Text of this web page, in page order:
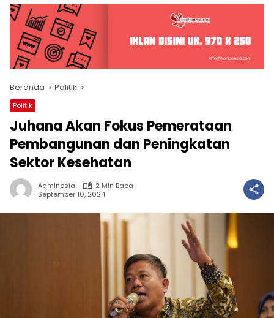
Beranda Politik
Politik
Juhana Akan Fokus Pemerataan
Pembangunan dan Peningkatan
Sektor Kesehatan
Adminesia
2 Min Baca
September 10, 2024